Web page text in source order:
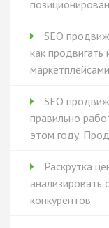
SEO
как продвигать
маркетплейсами
SEO
правильно
этом году.
Раскрутка
анализировать
конкурентов